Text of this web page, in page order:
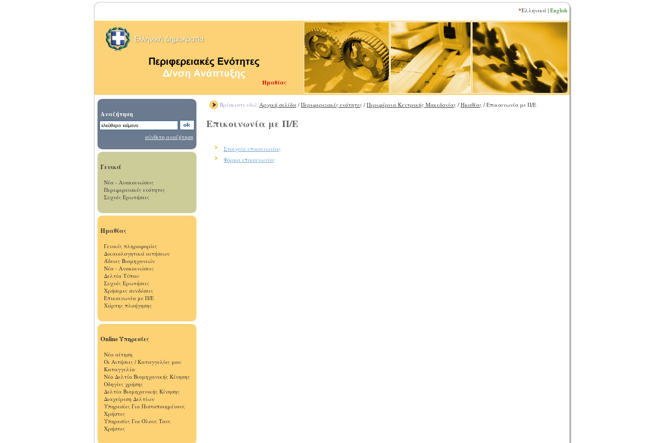
*Ελληνικά | English
Ημαθίας
Αναζήτηση
σύνθετη αναζήτηση
Γενικά
Νέα - Ανακοινώσεις
Περιφερειακές ενότητες
Συχνές Ερωτήσεις
Ημαθίας
Γενικές πληροφορίες
Δικαιολογητικά αιτήσεων
Άδειες Βιομηχανιών
Νέα - Ανακοινώσεις
Δελτία Τύπου
Συχνές Ερωτήσεις
Χρήσιμες συνδέσεις
Επικοινωνία με Π/Ε
Χάρτης πλοήγησης
Online Υπηρεσίες
Νέα αίτηση
Οι Αιτήσεις / Καταγγελίες μου
Καταγγελία
Νέο Δελτίο Βιομηχανικής Κίνησης
Οδηγίες χρήσης
Δελτία Βιομηχανικής Κίνησης
Διαχείριση Δελτίων
Υπηρεσίες Για Πιστοποιημένους
Χρήστες
Υπηρεσίες Για Όλους Τους
Χρήστες
Βρίσκεστε εδώ: Αρχική σελίδα / Περιφερειακές ενότητες / Περιφέρεια Κεντρικής Μακεδονίας / Ημαθίας / Επικοινωνία με Π/Ε
Επικοινωνία με Π/Ε
Στοιχεία επικοινωνίας
Φόρμα επικοινωνίας